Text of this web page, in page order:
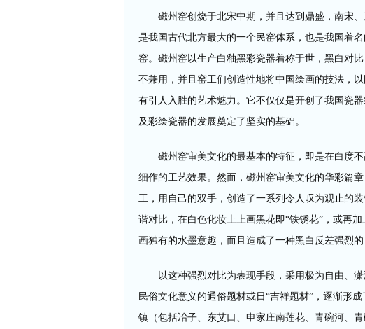
磁州窑创烧于北宋中期，并且达到鼎盛，南宋、
是我国古代北方最大的一个民窑体系，也是我国着
窑。磁州窑以生产白釉黑彩瓷器着称于世，黑白对
不兼用，并且窑工们创造性地将中国绘画的技法，
有引人入胜的艺术魅力。它不仅仅是开创了我国瓷
及彩绘瓷器的发展奠定了坚实的基础。
磁州窑审美文化的最基本的特征，即是在白度不
细作的工艺效果。然而，磁州窑审美文化的华彩篇
工，用自己的双手，创造了一系列令人叹为观止的
谐对比，在白色化妆土上画黑花即“铁锈花”，或再
画独有的水墨意趣，而且造成了一种黑白反差强烈
以这种强烈对比为表现手段，采用极为自由、潇
民俗文化意义的通俗题材或日“吉祥题材”，逐渐形
镇（包括冶子、东艾口、申家庄南莲花、青碗河、